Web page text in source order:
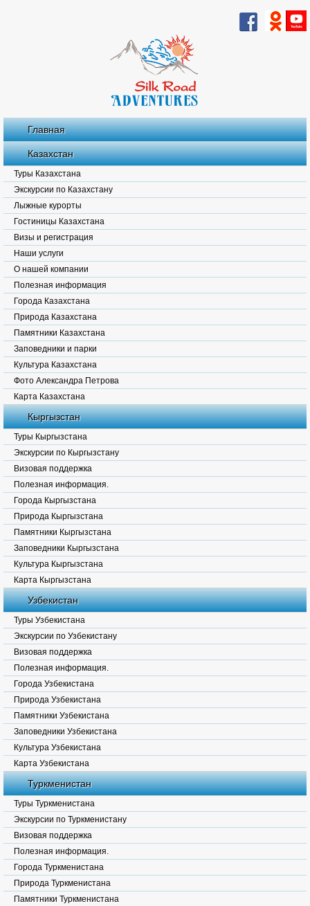
Главная
Казахстан
Туры Казахстана
Экскурсии по Казахстану
Лыжные курорты
Гостиницы Казахстана
Визы и регистрация
Наши услуги
О нашей компании
Полезная информация
Города Казахстана
Природа Казахстана
Памятники Казахстана
Заповедники и парки
Культура Казахстана
Фото Александра Петрова
Карта Казахстана
Кыргызстан
Туры Кыргызстана
Экскурсии по Кыргызстану
Визовая поддержка
Полезная информация.
Города Кыргызстана
Природа Кыргызстана
Памятники Кыргызстана
Заповедники Кыргызстана
Культура Кыргызстана
Карта Кыргызстана
Узбекистан
Туры Узбекистана
Экскурсии по Узбекистану
Визовая поддержка
Полезная информация.
Города Узбекистана
Природа Узбекистана
Памятники Узбекистана
Заповедники Узбекистана
Культура Узбекистана
Карта Узбекистана
Туркменистан
Туры Туркменистана
Экскурсии по Туркменистану
Визовая поддержка
Полезная информация.
Города Туркменистана
Природа Туркменистана
Памятники Туркменистана